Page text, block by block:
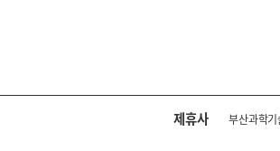
제휴사 부산과학